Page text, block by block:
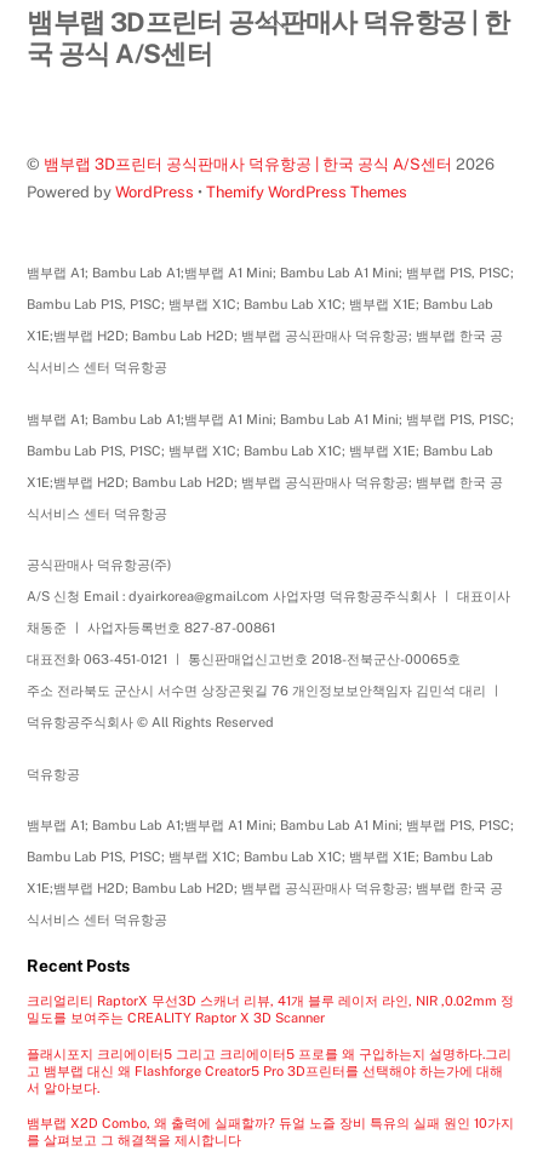
Back
뱀부랩 3D프린터 공식판매사 덕유항공 | 한
국 공식 A/S센터
© 뱀부랩 3D프린터 공식판매사 덕유항공 | 한국 공식 A/S센터 2026
Powered byWordPress •Themify WordPress Themes
뱀부랩 A1; Bambu Lab A1;뱀부랩 A1 Mini; Bambu Lab A1 Mini; 뱀부랩 P1S, P1SC;
Bambu Lab P1S, P1SC; 뱀부랩 X1C; Bambu Lab X1C; 뱀부랩 X1E; Bambu Lab
X1E;뱀부랩 H2D; Bambu Lab H2D; 뱀부랩 공식판매사 덕유항공; 뱀부랩 한국 공
식서비스 센터 덕유항공
뱀부랩 A1; Bambu Lab A1;뱀부랩 A1 Mini; Bambu Lab A1 Mini; 뱀부랩 P1S, P1SC;
Bambu Lab P1S, P1SC; 뱀부랩 X1C; Bambu Lab X1C; 뱀부랩 X1E; Bambu Lab
X1E;뱀부랩 H2D; Bambu Lab H2D; 뱀부랩 공식판매사 덕유항공; 뱀부랩 한국 공
식서비스 센터 덕유항공
공식판매사 덕유항공(주)
A/S 신청 Email : dyairkorea@gmail.com 사업자명 덕유항공주식회사 ㅣ 대표이사
채동준 ㅣ 사업자등록번호 827-87-00861
대표전화 063-451-0121 ㅣ 통신판매업신고번호 2018-전북군산-00065호
주소 전라북도 군산시 서수면 상장곤윗길 76 개인정보보안책임자 김민석 대리 ㅣ
덕유항공주식회사 © All Rights Reserved
덕유항공
뱀부랩 A1; Bambu Lab A1;뱀부랩 A1 Mini; Bambu Lab A1 Mini; 뱀부랩 P1S, P1SC;
Bambu Lab P1S, P1SC; 뱀부랩 X1C; Bambu Lab X1C; 뱀부랩 X1E; Bambu Lab
X1E;뱀부랩 H2D; Bambu Lab H2D; 뱀부랩 공식판매사 덕유항공; 뱀부랩 한국 공
식서비스 센터 덕유항공
Recent Posts
크리얼리티 RaptorX 무선3D 스캐너 리뷰, 41개 블루 레이저 라인, NIR ,0.02mm 정
밀도를 보여주는 CREALITY Raptor X 3D Scanner
플래시포지 크리에이터5 그리고 크리에이터5 프로를 왜 구입하는지 설명하다.그리
고 뱀부랩 대신 왜 Flashforge Creator5 Pro 3D프린터를 선택해야 하는가에 대해
서 알아보다.
뱀부랩 X2D Combo, 왜 출력에 실패할까? 듀얼 노즐 장비 특유의 실패 원인 10가지
를 살펴보고 그 해결책을 제시합니다